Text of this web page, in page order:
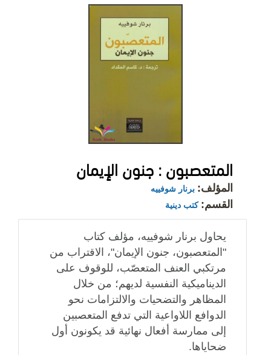
المتعصبون : جنون الإيمان
المؤلف: برنار شوفييه
القسم: كتب دينية
يحاول برنار شوفييه، مؤلف كتاب
"المتعصبون، جنون الإيمان"، الاقتراب من
مرتكبي العنف المتعصّب، للوقوف على
الديناميكية النفسية لديهم؛ من خلال
المظاهر والتضحيات والالتزامات نحو
الدوافع اللاواعية التي تدفع المتعصبين
إلى ممارسة أفعال نهائية قد يكونون أول
ضحاياها.